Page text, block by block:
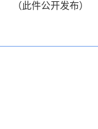
（此件公开发布）